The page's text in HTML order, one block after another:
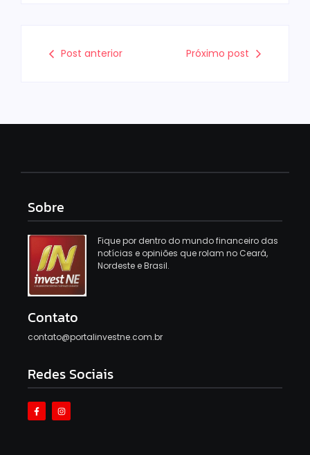
Post anterior Próximo post
Sobre
Fique por dentro do mundo financeiro das
notícias e opiniões que rolam no Ceará,
Nordeste e Brasil.
Contato
contato@portalinvestne.com.br
Redes Sociais